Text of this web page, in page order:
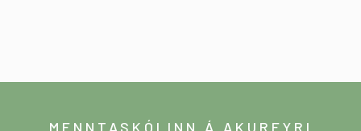
MENNTASKÓLINN Á AKUREYRI